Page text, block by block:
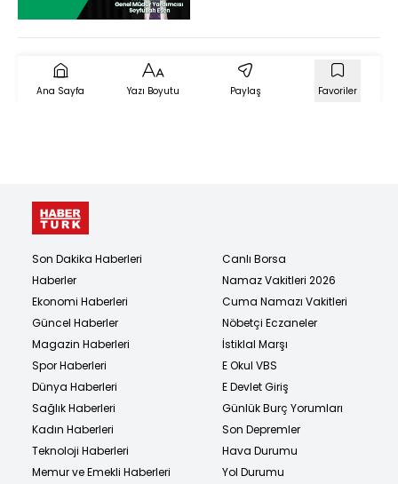
Ana Sayfa Yazı Boyutu Paylaş Favoriler
Son Dakika Haberleri
Haberler
Ekonomi Haberleri
Güncel Haberler
Magazin Haberleri
Spor Haberleri
Dünya Haberleri
Sağlık Haberleri
Kadın Haberleri
Teknoloji Haberleri
Memur ve Emekli Haberleri
Canlı Borsa
Namaz Vakitleri 2026
Cuma Namazı Vakitleri
Nöbetçi Eczaneler
İstiklal Marşı
E Okul VBS
E Devlet Giriş
Günlük Burç Yorumları
Son Depremler
Hava Durumu
Yol Durumu